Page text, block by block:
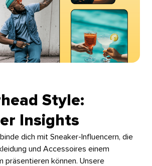
Style:
Insights​​
dich mit Sneaker-Influencern, die
und Accessoires einem
präsentieren können. Unsere